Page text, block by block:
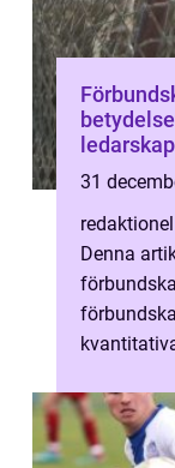
31
redaktionel
Denna